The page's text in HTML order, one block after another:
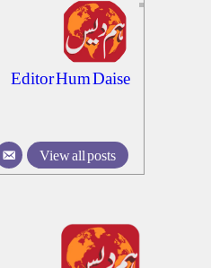
Editor Hum Daise
View all posts